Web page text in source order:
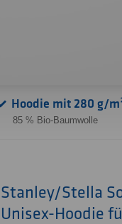
Hoodie mit 280 g/
85 % Bio-Baumwolle
Stanley/Stella
Unisex-Hoodie